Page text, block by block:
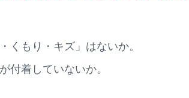
くもり・キズ」はないか。
付着していないか。